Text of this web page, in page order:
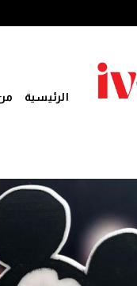
الرئيسية